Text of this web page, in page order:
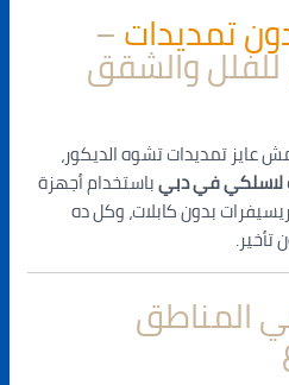
تمديدات–
والشقق
عايز تمديدات تشوه الديكور،
لاسلكي في دبيباستخدام أجهزة
بدون كابلات، وكل ده
المناطق